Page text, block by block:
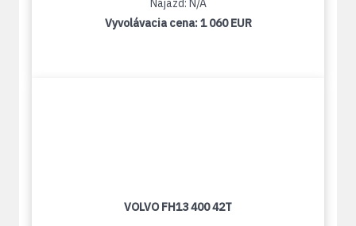
Nájazd: N/A
Vyvolávacia cena:1 060 EUR
VOLVO FH13 400 42T